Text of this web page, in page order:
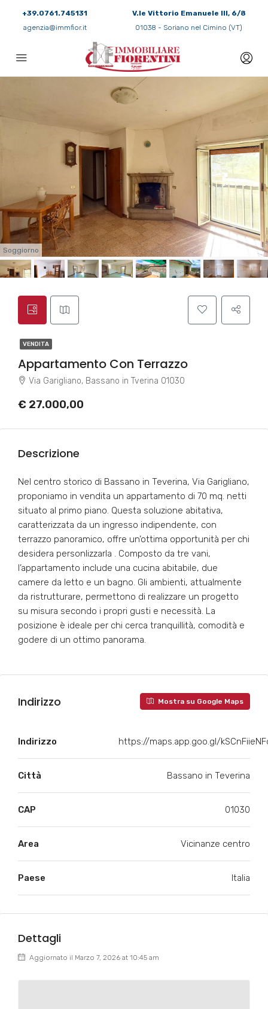
+39.0761.745131
agenzia@immfior.it
V.le Vittorio Emanuele III, 6/8
01038 - Soriano nel Cimino (VT)
Soggiorno
VENDITA
Appartamento Con Terrazzo
Via Garigliano, Bassano in Tverina 01030
€ 27.000,00
Descrizione
Nel centro storico di Bassano in Teverina, Via Garigliano,
proponiamo in vendita un appartamento di 70 mq. netti
situato al primo piano. Questa soluzione abitativa,
caratterizzata da un ingresso indipendente, con
terrazzo panoramico, offre un’ottima opportunità per chi
desidera personlizzarla . Composto da tre vani,
l’appartamento include una cucina abitabile, due
camere da letto e un bagno. Gli ambienti, attualmente
da ristrutturare, permettono di realizzare un progetto
su misura secondo i propri gusti e necessità. La
posizione è ideale per chi cerca tranquillità, comodità e
godere di un ottimo panorama.
Indirizzo Mostra su Google Maps
Indirizzo https://maps.app.goo.gl/
Città Bassano in Teverina
CAP 01030
Area Vicinanze centro
Paese Italia
Dettagli
Aggiornato il Marzo 7, 2026 at 10:45 am